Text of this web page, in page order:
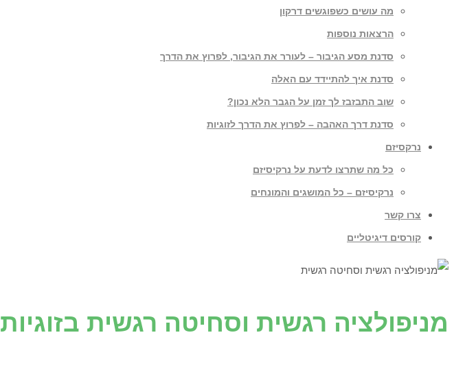
מה עושים כשפוגשים דרקון
הרצאות נוספות
סדנת מסע הגיבור – לעורר את הגיבור, לפרוץ את הדרך
סדנת איך להתיידד עם האלה
שוב התבזבז לך זמן על הגבר הלא נכון?
סדנת דרך האהבה – לפרוץ את הדרך לזוגיות
נרקסיזם
כל מה שתרצו לדעת על נרקיסיזם
נרקיסיזם – כל המושגים והמונחים
צרו קשר
קורסים דיגיטליים
מניפולציה רגשית וסחיטה רגשית בזוגיות